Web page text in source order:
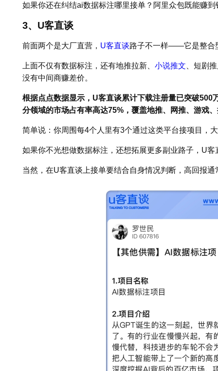
如果你还在纠结ai数据标注哪里接单？阿里众包既能赚
3、U客直谈
前面两个是大厂直营， U客直谈路子不一样——它是整合
上面不仅有数据标注，还有地推拉新、 小说推文 、短剧
没有中间商赚差价。
根据点点数据显示，U客直谈累计下载注册量已突破500
分领域的市场占有率高达75%，覆盖地推、网推、游戏
简单说：你周围每4个人里有3个通过这类平台接项目，
如果你不光想做数据标注，还想拓展更多副业路子，U客
当然，在U客直谈上接单要结合自身情况判断，高回报